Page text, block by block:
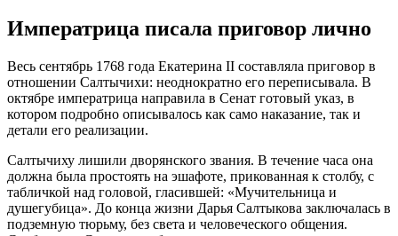
Императрица писала приговор лично
Весь сентябрь 1768 года Екатерина II составляла приговор в
отношении Салтычихи: неоднократно его переписывала. В
октябре императрица направила в Сенат готовый указ, в
котором подробно описывалось как само наказание, так и
детали его реализации.
Салтычиху лишили дворянского звания. В течение часа она
должна была простоять на эшафоте, прикованная к столбу, с
табличкой над головой, гласившей: «Мучительница и
душегубица». До конца жизни Дарья Салтыкова заключалась в
подземную тюрьму, без света и человеческого общения.